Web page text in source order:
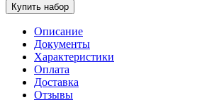
Купить набор
Описание
Документы
Характеристики
Оплата
Доставка
Отзывы